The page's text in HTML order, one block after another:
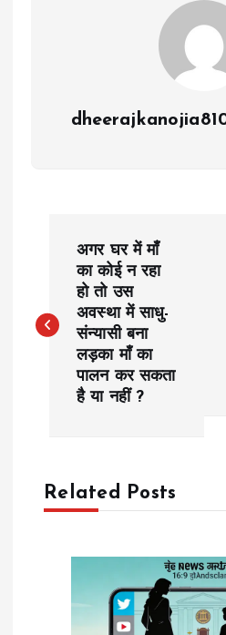
s
v
अगर घर में माँ
का कोई न रहा
हो तो उस
अवस्था में साधु-
संन्यासी बना
लड़का माँ का
पालन कर सकता
है या नहीं ?
Related Posts